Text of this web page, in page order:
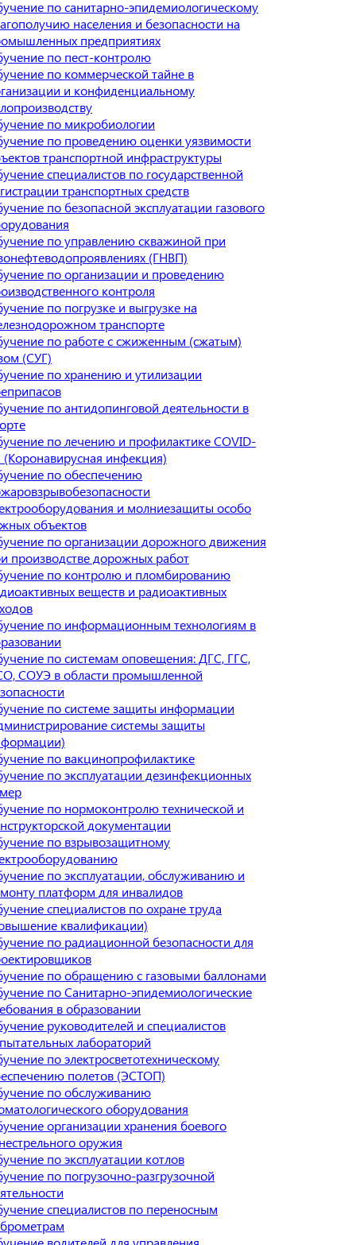
по санитарно-эпидемиологическому
населения и безопасности на
предприятиях
по пест-контролю
по коммерческой тайне в
и конфиденциальному
по микробиологии
по проведению оценки уязвимости
транспортной инфраструктуры
специалистов по государственной
транспортных средств
по безопасной эксплуатации газового
по управлению скважиной при
(ГНВП)
по организации и проведению
контроля
по погрузке и выгрузке на
транспорте
по работе с сжиженным (сжатым)
(СУГ)
по хранению и утилизации
по антидопинговой деятельности в
по лечению и профилактике COVID-
(Коронавирусная инфекция)
по обеспечению
и молниезащиты особо
объектов
по организации дорожного движения
производстве дорожных работ
по контролю и пломбированию
веществ и радиоактивных
по информационным технологиям в
по системам оповещения: ДГС, ГГС,
СОУЭ в области промышленной
по системе защиты информации
системы защиты
по вакцинопрофилактике
по эксплуатации дезинфекционных
по нормоконтролю технической и
документации
по взрывозащитному
по эксплуатации, обслуживанию и
платформ для инвалидов
специалистов по охране труда
квалификации)
по радиационной безопасности для
по обращению с газовыми баллонами
по Санитарно-эпидемиологические
в образовании
руководителей и специалистов
лабораторий
по электросветотехническому
полетов (ЭСТОП)
по обслуживанию
оборудования
организации хранения боевого
оружия
по эксплуатации котлов
по погрузочно-разгрузочной
специалистов по переносным